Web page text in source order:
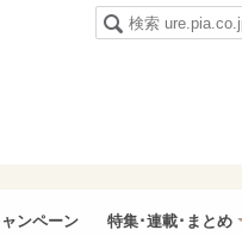
ンペーン 特集･連載･まとめ